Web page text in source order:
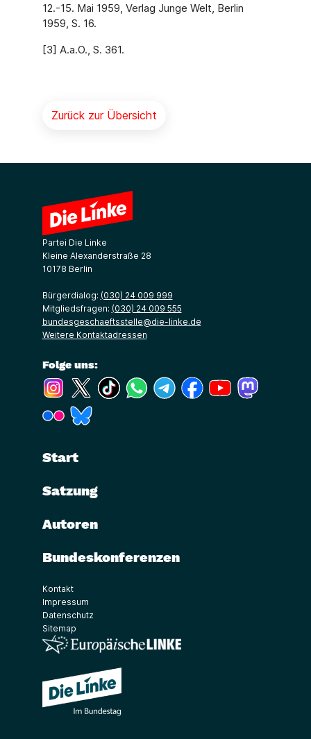
12.-15. Mai 1959, Verlag Junge Welt, Berlin
1959, S. 16.
[3] A.a.O., S. 361.
Zurück zur Übersicht
Partei Die Linke
Kleine Alexanderstraße 28
10178 Berlin
Bürgerdialog: (030) 24 009 999
Mitgliedsfragen: (030) 24 009 555
bundesgeschaeftsstelle@die-linke.de
Weitere Kontaktadressen
Folge uns:
(Link öffnet ein neues Fenster)
(Link öffnet ein neues Fenster)
(Link öffnet ein neues Fenster)
(Link öffnet ein neues Fenster)
(Link öffnet ein neues Fenster)
(Link öffnet ein neues
(Link öffnet ein
(Link öffnet ein neues Fenster)
Start
Satzung
Autoren
Bundeskonferenzen
Kontakt
Impressum
Datenschutz
Sitemap
(Link öffnet ein neues Fenster)